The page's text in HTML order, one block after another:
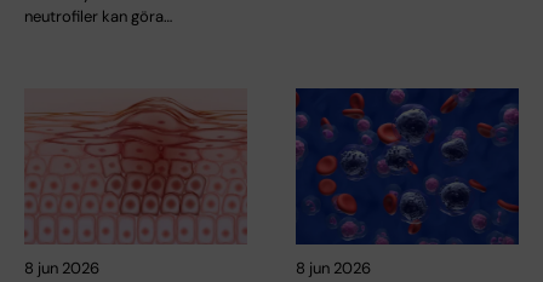
neutrofiler kan göra…
8 jun 2026 8 jun 2026